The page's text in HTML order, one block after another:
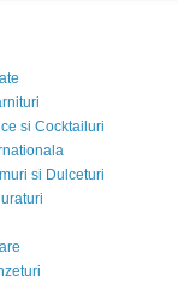
si Cocktailuri
si Dulceturi